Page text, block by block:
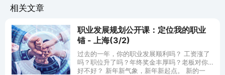
相关文章
职业发展规划公开课：定位我的职业
锚 - 上海(3/2)
过去的一年，你的职业发展顺利吗？ 工资涨了
吗？职位升了吗？年终奖金丰厚吗？老板对你
好不好？ 新年新气象，新年新起点。 新的一